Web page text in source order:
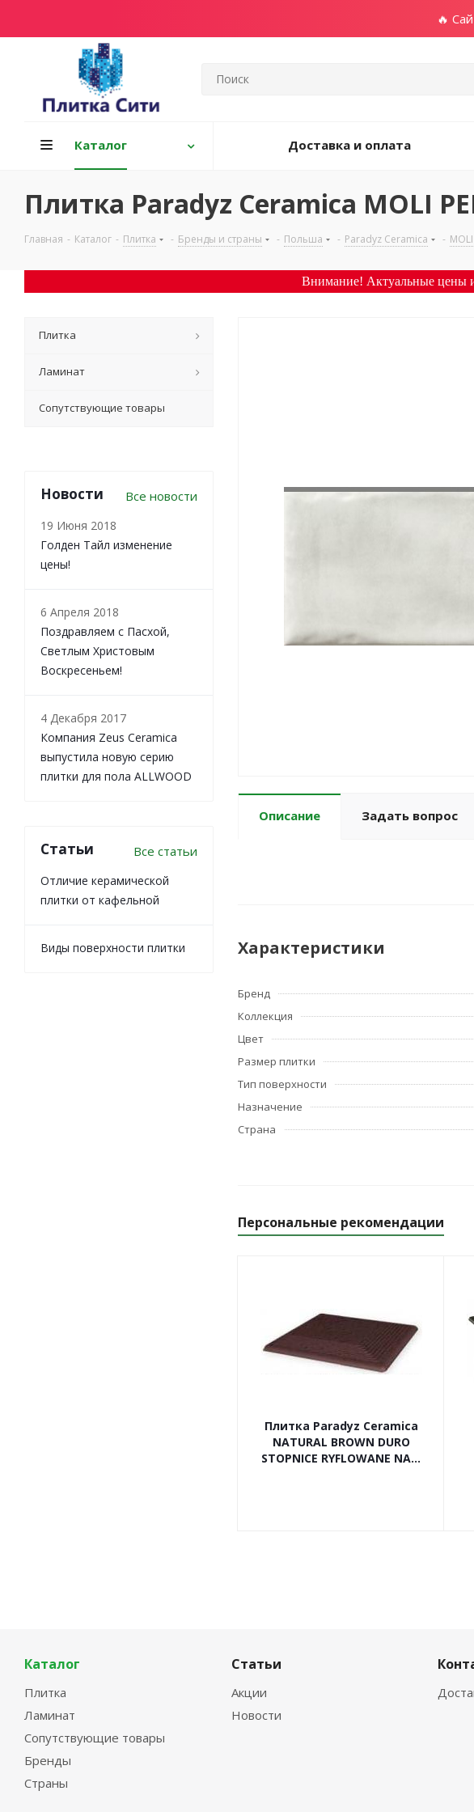
🔥
Каталог Доставка и оплата
Плитка Paradyz Ceramica MOLI
Главная - Каталог - Плитка - Бренды и страны - Польша - Paradyz Ceramica -
Внимание! Актуальные цены
Описание Задать вопрос
Характеристики
Бренд
Коллекция
Цвет
Размер плитки
Тип поверхности
Назначение
Страна
Персональные рекомендации
Плитка Paradyz Ceramica
NATURAL BROWN DURO
STOPNICE RYFLOWANE NA...
Плитка
Ламинат
Сопутствующие товары
Новости Все новости
19 Июня 2018
Голден Тайл изменение
цены!
6 Апреля 2018
Поздравляем с Пасхой,
Светлым Христовым
Воскресеньем!
4 Декабря 2017
Компания Zeus Ceramica
выпустила новую серию
плитки для пола ALLWOOD
Статьи Все статьи
Отличие керамической
плитки от кафельной
Виды поверхности плитки
Каталог
Плитка
Ламинат
Сопутствующие товары
Бренды
Страны
Статьи
Акции
Новости